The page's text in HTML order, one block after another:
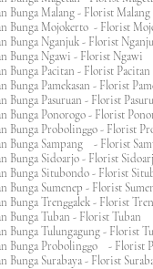
Bunga Malang - Florist Malang
Bunga Mojokerto - Florist
Bunga Nganjuk - Florist
Bunga Ngawi - Florist Ngawi
Bunga Pacitan - Florist Pacitan
Bunga Pamekasan - Florist
Bunga Pasuruan - Florist
Bunga Ponorogo - Florist
Bunga Probolinggo - Florist
Bunga Sampang - Florist
Bunga Sidoarjo - Florist
Bunga Situbondo - Florist
Bunga Sumenep - Florist
Bunga Trenggalek - Florist
Bunga Tuban - Florist Tuban
Bunga Tulungagung - Florist
Bunga Probolinggo - Florist
Bunga Surabaya - Florist